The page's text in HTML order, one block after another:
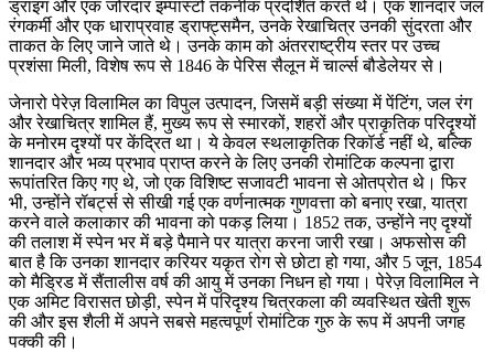
ड्राइंग और एक जोरदार इम्पास्टो तकनीक प्रदर्शित करते थे। एक शानदार जल
रंगकर्मी और एक धाराप्रवाह ड्राफ्ट्समैन, उनके रेखाचित्र उनकी सुंदरता और
ताकत के लिए जाने जाते थे। उनके काम को अंतरराष्ट्रीय स्तर पर उच्च
प्रशंसा मिली, विशेष रूप से 1846 के पेरिस सैलून में चार्ल्स बौडेलेयर से।
जेनारो पेरेज़ विलामिल का विपुल उत्पादन, जिसमें बड़ी संख्या में पेंटिंग, जल रंग
और रेखाचित्र शामिल हैं, मुख्य रूप से स्मारकों, शहरों और प्राकृतिक परिदृश्यों
के मनोरम दृश्यों पर केंद्रित था। ये केवल स्थलाकृतिक रिकॉर्ड नहीं थे, बल्कि
शानदार और भव्य प्रभाव प्राप्त करने के लिए उनकी रोमांटिक कल्पना द्वारा
रूपांतरित किए गए थे, जो एक विशिष्ट सजावटी भावना से ओतप्रोत थे। फिर
भी, उन्होंने रॉबर्ट्स से सीखी गई एक वर्णनात्मक गुणवत्ता को बनाए रखा, यात्रा
करने वाले कलाकार की भावना को पकड़ लिया। 1852 तक, उन्होंने नए दृश्यों
की तलाश में स्पेन भर में बड़े पैमाने पर यात्रा करना जारी रखा। अफसोस की
बात है कि उनका शानदार करियर यकृत रोग से छोटा हो गया, और 5 जून, 1854
को मैड्रिड में सैंतालीस वर्ष की आयु में उनका निधन हो गया। पेरेज़ विलामिल ने
एक अमिट विरासत छोड़ी, स्पेन में परिदृश्य चित्रकला की व्यवस्थित खेती शुरू
की और इस शैली में अपने सबसे महत्वपूर्ण रोमांटिक गुरु के रूप में अपनी जगह
पक्की की।